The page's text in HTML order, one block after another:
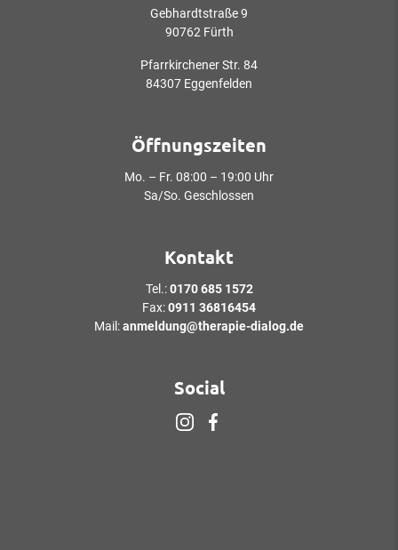
Gebhardtstraße 9
90762 Fürth
Pfarrkirchener Str. 84
84307 Eggenfelden
Öffnungszeiten
Mo. – Fr. 08:00 – 19:00 Uhr
Sa/So. Geschlossen
Kontakt
Tel.:0170 685 1572
Fax:0911 36816454
Mail:anmeldung@therapie-dialog.de
Social